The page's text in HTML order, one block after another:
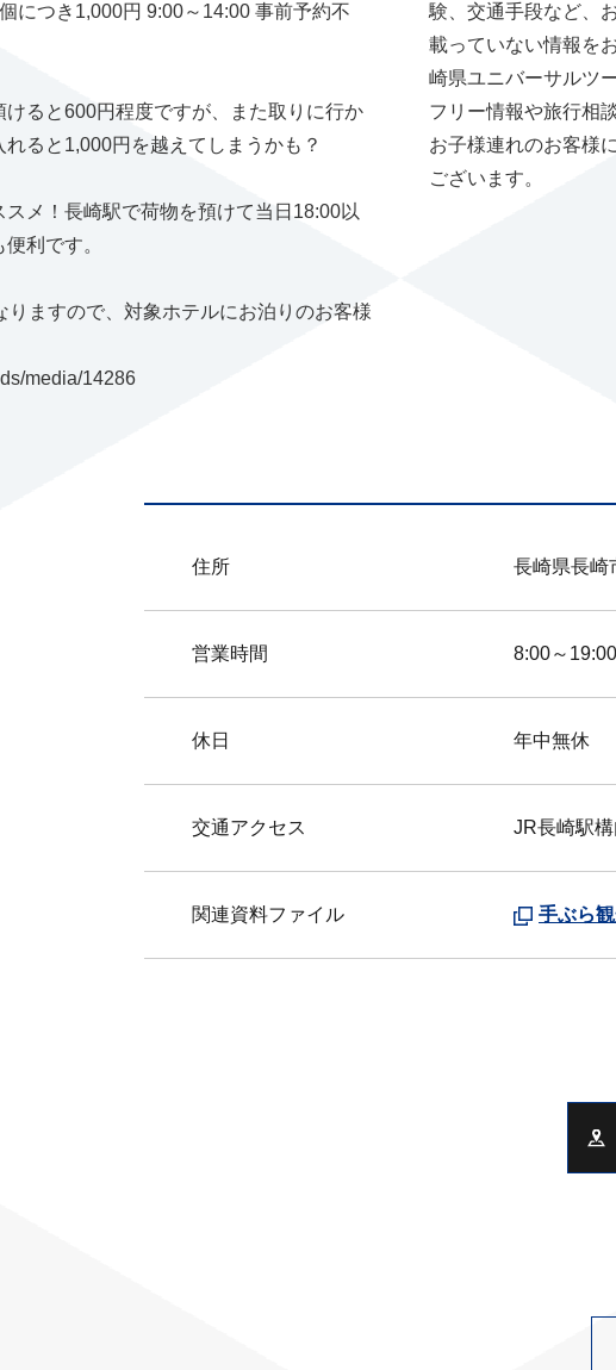
につき1,000円 9:00～14:00 事前予約不
ると600円程度ですが、また取りに行か
ると1,000円を越えてしまうかも？
メ！長崎駅で荷物を預けて当日18:00以
利です。
ますので、対象ホテルにお泊りのお客様
media/14286
験、交通手段など、
載っていない情報を
崎県ユニバーサルツ
フリー情報や旅行相
お子様連れのお客様
ございます。
住所 長崎県長
営業時間 8:00～19:00
休日 年中無休
交通アクセス JR長崎駅
関連資料ファイル 手ぶら